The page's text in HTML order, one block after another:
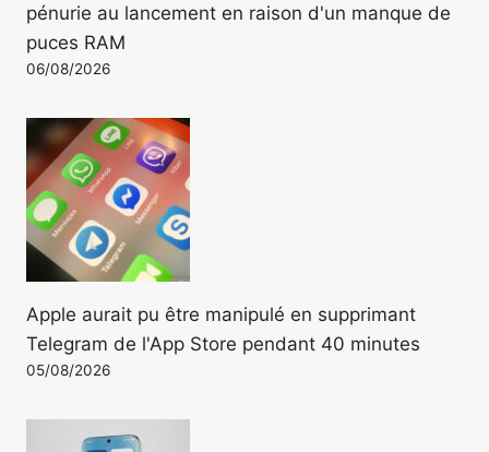
pénurie au lancement en raison d'un manque de
puces RAM
06/08/2026
Apple aurait pu être manipulé en supprimant
Telegram de l'App Store pendant 40 minutes
05/08/2026